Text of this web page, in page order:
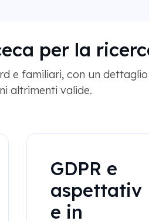
per la
e familiari, con un
altrimenti valide.
GDPR e
aspettativ
e in